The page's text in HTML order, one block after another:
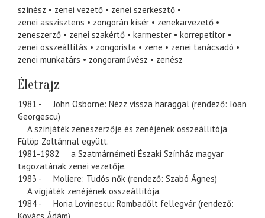
színész zenei vezető
zenei szerkesztő
zenei asszisztens
zongorán kísér
zenekarvezető
zeneszerző
zenei szakértő karmester
korrepetitor
zenei összeállítás
zongorista zene
zenei tanácsadó
zenei munkatárs
zongoraművész zenész
Életrajz
1981 - John Osborne: Nézz vissza haraggal (rendező: Ioan
Georgescu)
A színjáték zeneszerzője és zenéjének összeállítója
Fülöp Zoltánnal együtt.
1981-1982 a Szatmárnémeti Északi Színház magyar
tagozatának zenei vezetője.
1983 - Moliere: Tudós nők (rendező: Szabó Ágnes)
A vígjáték zenéjének összeállítója.
1984 - Horia Lovinescu: Rombadőlt fellegvár (rendező: